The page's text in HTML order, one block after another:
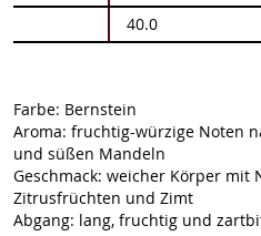
40.0
Farbe: Bernstein
Aroma: fruchtig-würzige Noten
und süßen Mandeln
Geschmack: weicher Körper mit
Zitrusfrüchten und Zimt
Abgang: lang, fruchtig und